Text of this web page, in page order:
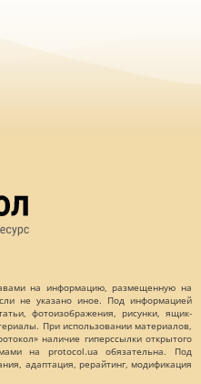
на информацию, размещенную на
не указано иное. Под информацией
фотоизображения, рисунки, ящик-
При использовании материалов,
наличие гиперссылки открытого
на protocol.ua обязательна. Под
адаптация, рерайтинг, модификация